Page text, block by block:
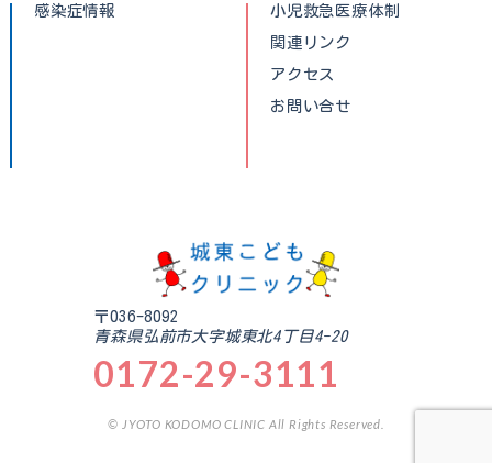
感染症情報
小児救急医療体制
関連リンク
アクセス
お問い合せ
〒036-8092
青森県弘前市大字城東北4丁目4-20
0172-29-3111
© JYOTO KODOMO CLINIC All Rights Reserved.